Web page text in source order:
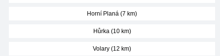
Horní Planá (7 km)
Hůrka (10 km)
Volary (12 km)